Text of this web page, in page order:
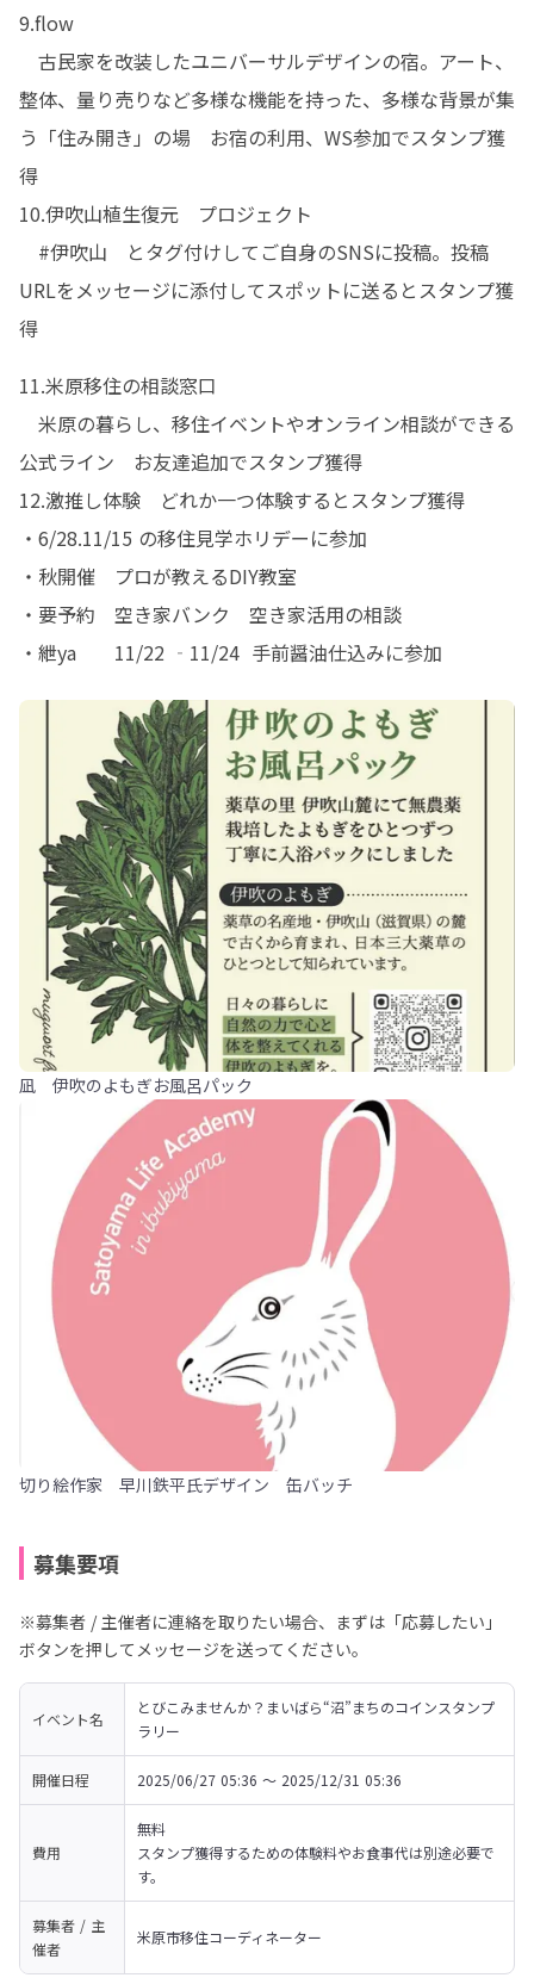
9.flow
古民家を改装したユニバーサルデザインの宿。アート、
整体、量り売りなど多様な機能を持った、多様な背景が集
う「住み開き」の場　お宿の利用、WS参加でスタンプ獲
得
10.伊吹山植生復元　プロジェクト
#伊吹山　とタグ付けしてご自身のSNSに投稿。投稿
URLをメッセージに添付してスポットに送るとスタンプ獲
得
11.米原移住の相談窓口
米原の暮らし、移住イベントやオンライン相談ができる
公式ライン　お友達追加でスタンプ獲得
12.激推し体験　どれか一つ体験するとスタンプ獲得
・6/28.11/15 の移住見学ホリデーに参加
・秋開催　プロが教えるDIY教室
・要予約　空き家バンク　空き家活用の相談
・紲ya　　11/22 ‐11/24  手前醤油仕込みに参加
凪 伊吹のよもぎお風呂パック
切り絵作家 早川鉄平氏デザイン 缶バッチ
募集要項
※募集者 / 主催者に連絡を取りたい場合、まずは「応募したい」
ボタンを押してメッセージを送ってください。
イベント名
とびこみませんか？まいばら“沼”まちのコインスタンプ
ラリー
開催日程 2025/06/27 05:36 〜 2025/12/31 05:36
費用
無料
スタンプ獲得するための体験料やお食事代は別途必要で
す。
募集者 / 主
催者
米原市移住コーディネーター